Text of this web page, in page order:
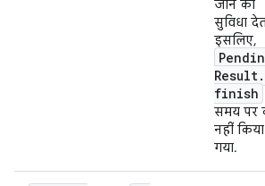
जाने की
सुविधा
इसलिए,
Result .
finish
समय पर
नहीं किया
गया.